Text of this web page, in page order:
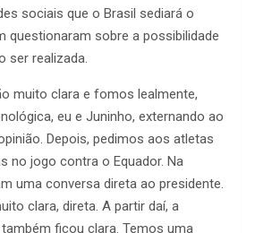
sociais que o Brasil sediará o
questionaram sobre a possibilidade
ser realizada.
muito clara e fomos lealmente,
eu e Juninho, externando ao
Depois, pedimos aos atletas
no jogo contra o Equador. Na
uma conversa direta ao presidente.
clara, direta. A partir daí, a
ficou clara. Temos uma